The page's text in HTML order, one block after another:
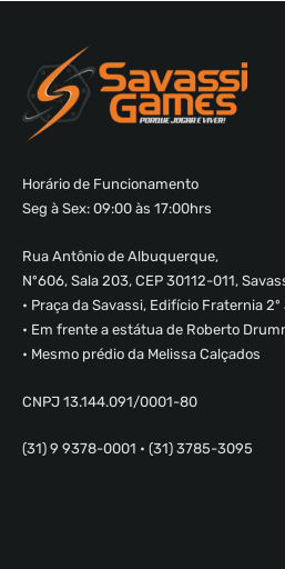
Horário de Funcionamento
Seg à Sex: 09:00 às 17:00hrs
Rua Antônio de Albuquerque,
Nº606, Sala 203, CEP 30112-011,
• Praça da Savassi, Edifício Fraternia
• Em frente a estátua de Roberto
• Mesmo prédio da Melissa Calçados
CNPJ 13.144.091/0001-80
(31) 9 9378-0001 • (31) 3785-3095